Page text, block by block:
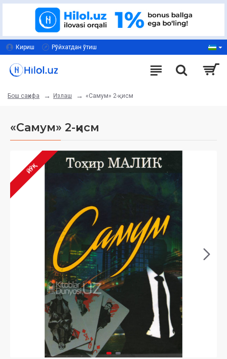
Кириш Рўйхатдан ўтиш
Бош саҳифа Излаш «Самум» 2-қисм
«Самум» 2-қисм
ЙЎҚ